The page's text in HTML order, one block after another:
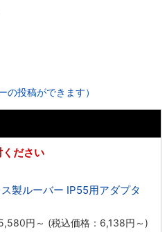
投稿ができます）
ださい
製ルーバー IP55用アダプタ
円 ～ (税込価格： 6,138円 ～)